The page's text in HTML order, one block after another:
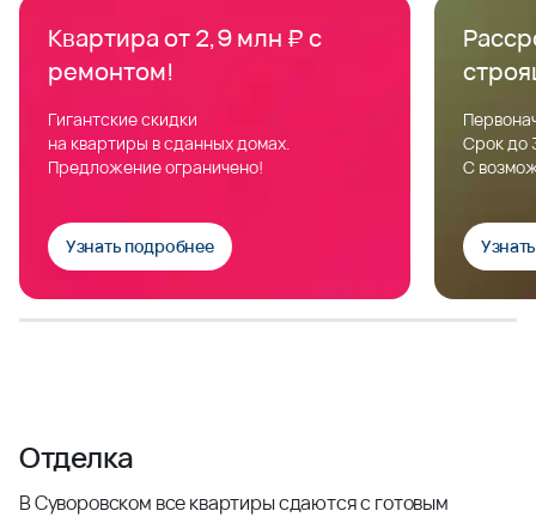
Квартира от 2,9 млн ₽ с
ремонтом!
Гигантские скидки
на квартиры в сданных домах.
Предложение ограничено!
Узнать подробнее
Срок до
С
Отделка
В Суворовском все квартиры сдаются с готовым